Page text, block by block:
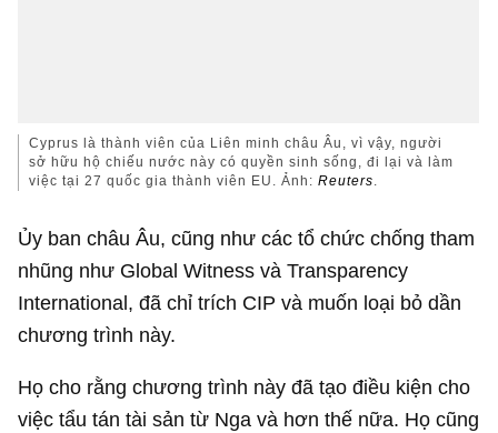
Cyprus là thành viên của Liên minh châu Âu, vì vậy, người
sở hữu hộ chiếu nước này có quyền sinh sống, đi lại và làm
việc tại 27 quốc gia thành viên EU. Ảnh:Reuters.
Ủy ban châu Âu, cũng như các tổ chức chống tham
nhũng như Global Witness và Transparency
International, đã chỉ trích CIP và muốn loại bỏ dần
chương trình này.
Họ cho rằng chương trình này đã tạo điều kiện cho
việc tẩu tán tài sản từ Nga và hơn thế nữa. Họ cũng